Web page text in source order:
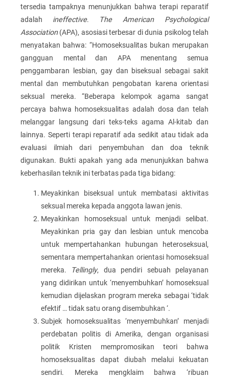
tersedia tampaknya menunjukkan bahwa terapi reparatif
adalah ineffective.
The American Psychological
Association(APA), asosiasi terbesar di dunia psikolog telah
menyatakan bahwa: “Homoseksualitas bukan merupakan
gangguan mental dan APA menentang semua
penggambaran lesbian, gay dan biseksual sebagai sakit
mental dan membutuhkan pengobatan karena orientasi
seksual mereka. “Beberapa kelompok agama sangat
percaya bahwa homoseksualitas adalah dosa dan telah
melanggar langsung dari teks-teks agama Al-kitab dan
lainnya. Seperti terapi reparatif ada sedikit atau tidak ada
evaluasi ilmiah dari penyembuhan dan doa teknik
digunakan. Bukti apakah yang ada menunjukkan bahwa
keberhasilan teknik ini terbatas pada tiga bidang:
Meyakinkan biseksual untuk membatasi aktivitas
seksual mereka kepada anggota lawan jenis.
Meyakinkan homoseksual untuk menjadi selibat.
Meyakinkan pria gay dan lesbian untuk mencoba
untuk mempertahankan hubungan heteroseksual,
sementara mempertahankan orientasi homoseksual
mereka. Tellingly, dua pendiri sebuah pelayanan
yang didirikan untuk ‘menyembuhkan’ homoseksual
kemudian dijelaskan program mereka sebagai ‘tidak
efektif … tidak satu orang disembuhkan ‘.
Subjek homoseksualitas ‘menyembuhkan’ menjadi
perdebatan politis di Amerika, dengan organisasi
politik Kristen mempromosikan teori bahwa
homoseksualitas dapat diubah melalui kekuatan
sendiri. Mereka mengklaim bahwa ‘ribuan